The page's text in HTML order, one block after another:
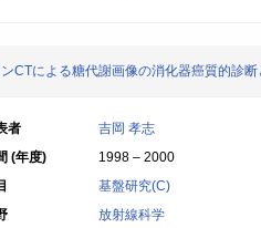
CTによる糖代謝画像の消化器癌質的診
者
吉岡 孝志
(年度)
1998 – 2000
基盤研究(C)
放射線科学